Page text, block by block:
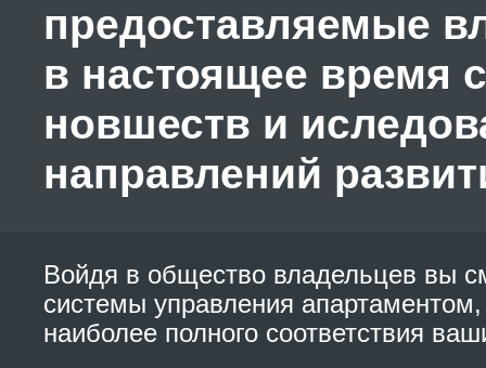
предоставляемые
в настоящее время
новшеств и
направлений
Войдя в общество владельцев вы
системы управления
наиболее полного соответствия